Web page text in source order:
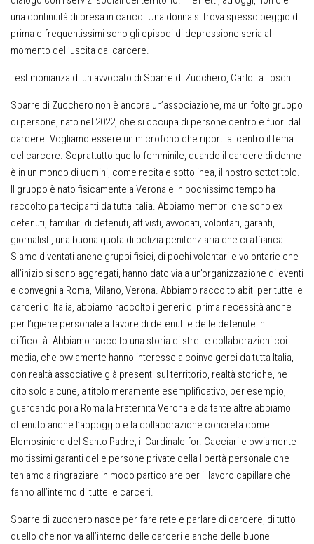
una continuità di presa in carico. Una donna si trova spesso peggio di
prima e frequentissimi sono gli episodi di depressione seria al
momento dell’uscita dal carcere.
Testimonianza di un avvocato di Sbarre di Zucchero, Carlotta Toschi
Sbarre di Zucchero non è ancora un’associazione, ma un folto gruppo
di persone, nato nel 2022, che si occupa di persone dentro e fuori dal
carcere. Vogliamo essere un microfono che riporti al centro il tema
del carcere. Soprattutto quello femminile, quando il carcere di donne
è in un mondo di uomini, come recita e sottolinea, il nostro sottotitolo.
Il gruppo è nato fisicamente a Verona e in pochissimo tempo ha
raccolto partecipanti da tutta Italia. Abbiamo membri che sono ex
detenuti, familiari di detenuti, attivisti, avvocati, volontari, garanti,
giornalisti, una buona quota di polizia penitenziaria che ci affianca.
Siamo diventati anche gruppi fisici, di pochi volontari e volontarie che
all’inizio si sono aggregati, hanno dato via a un’organizzazione di eventi
e convegni a Roma, Milano, Verona. Abbiamo raccolto abiti per tutte le
carceri di Italia, abbiamo raccolto i generi di prima necessità anche
per l’igiene personale a favore di detenuti e delle detenute in
difficoltà. Abbiamo raccolto una storia di strette collaborazioni coi
media, che ovviamente hanno interesse a coinvolgerci da tutta Italia,
con realtà associative già presenti sul territorio, realtà storiche, ne
cito solo alcune, a titolo meramente esemplificativo, per esempio,
guardando poi a Roma la Fraternità Verona e da tante altre abbiamo
ottenuto anche l’appoggio e la collaborazione concreta come
Elemosiniere del Santo Padre, il Cardinale for. Cacciari e ovviamente
moltissimi garanti delle persone private della libertà personale che
teniamo a ringraziare in modo particolare per il lavoro capillare che
fanno all’interno di tutte le carceri.
Sbarre di zucchero nasce per fare rete e parlare di carcere, di tutto
quello che non va all’interno delle carceri e anche delle buone